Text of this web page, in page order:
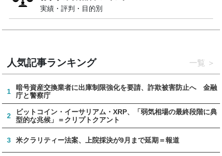
実績・評判・目的別
人気記事ランキング 一覧
1
暗号資産交換業者に出庫制限強化を要請、詐欺被害防止へ 金融
庁と警察庁
2
ビットコイン・イーサリアム・XRP、「弱気相場の最終段階に典
型的な兆候」＝クリプトクアント
3 米クラリティー法案、上院採決が9月まで延期＝報道